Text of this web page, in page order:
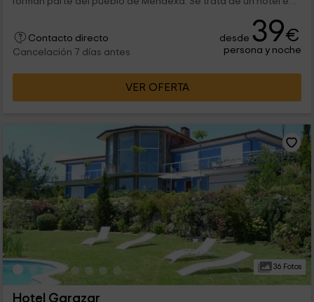
ellas llenas de encanto y tranquilidad, y con diferentes
capacidades. ¡Bienvenidos!
Contacto directo
Cancelación 7 días antes
desde 39€
persona y noche
VER OFERTA
36 Fotos
Hotel Garazar